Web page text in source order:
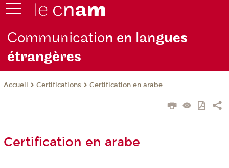
Communication en langues
étrangères
Accueil Certifications Certification en arabe
Certification en arabe